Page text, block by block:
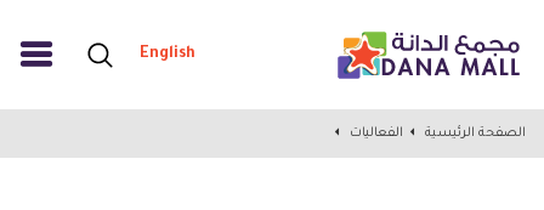
English
الصفحة الرئيسية الفعاليات